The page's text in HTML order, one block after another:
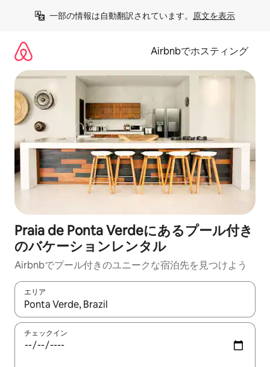
一部の情報は自動翻訳されています。 原文を表示
Airbnbでホスティング
Praia de Ponta Verdeにあるプール付き
のバケーションレンタル
Airbnbでプール付きのユニークな宿泊先を見つけよう
エリア
検索結果が表示されたら、上下の矢印キーを使って移動するか
チェックイン